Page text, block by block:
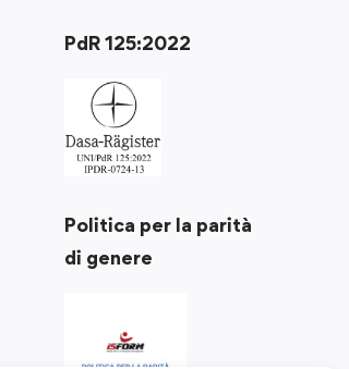
PdR 125:2022
Politica per la parità
di genere